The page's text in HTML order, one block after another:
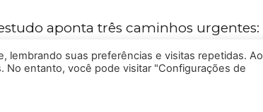
aponta três caminhos urgentes:
produtivo;
lembrando suas preferências e visitas repetidas. Ao
No entanto, você pode visitar "Configurações de